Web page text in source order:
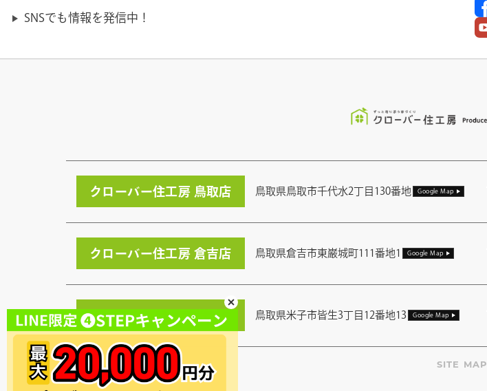
SNSでも情報を発信中！
クローバー住工房 鳥取店 鳥取県鳥取市千代水2丁目130番地 Google Map
クローバー住工房 倉吉店 鳥取県倉吉市東巌城町111番地1 Google Map
クローバー住工房 米子店 鳥取県米子市皆生3丁目12番地13 Google Map
SITE MAP